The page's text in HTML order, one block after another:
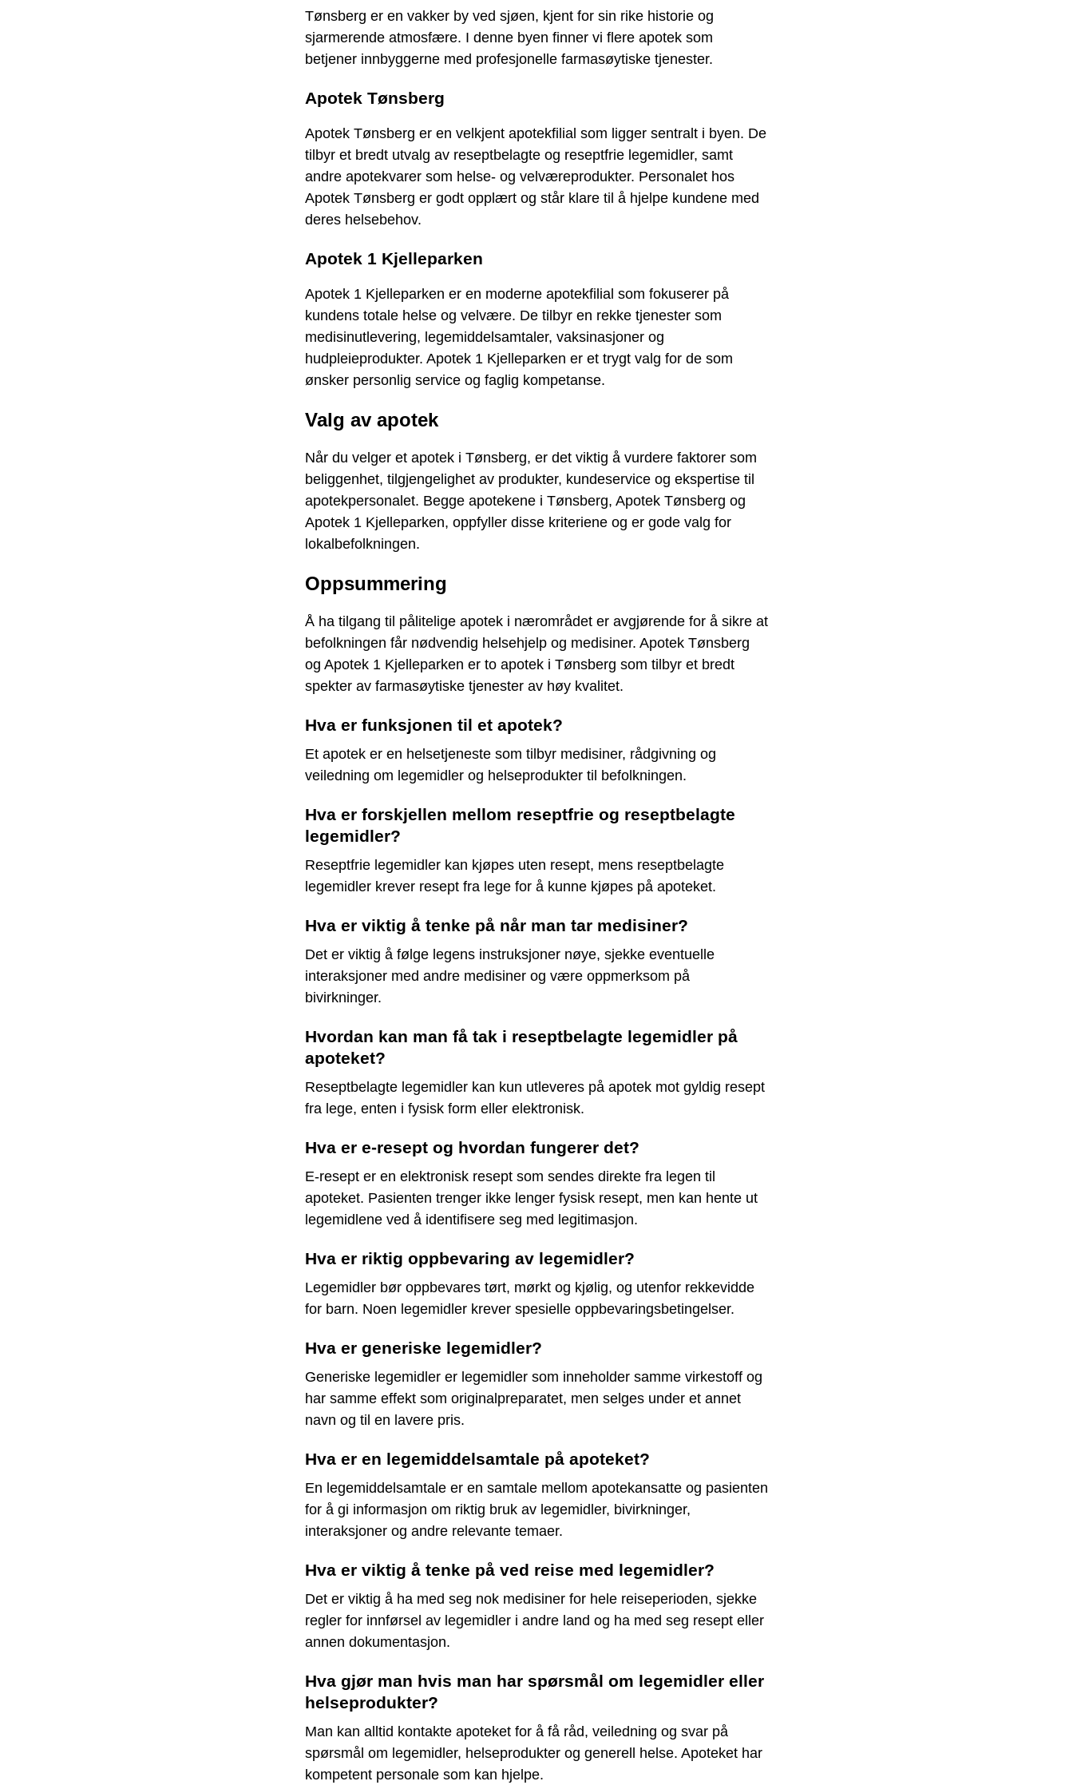
Tønsberg er en vakker by ved sjøen, kjent for sin rike historie og
sjarmerende atmosfære. I denne byen finner vi flere apotek som
betjener innbyggerne med profesjonelle farmasøytiske tjenester.
Apotek Tønsberg
Apotek Tønsberg er en velkjent apotekfilial som ligger sentralt i byen. De
tilbyr et bredt utvalg av reseptbelagte og reseptfrie legemidler, samt
andre apotekvarer som helse- og velværeprodukter. Personalet hos
Apotek Tønsberg er godt opplært og står klare til å hjelpe kundene med
deres helsebehov.
Apotek 1 Kjelleparken
Apotek 1 Kjelleparken er en moderne apotekfilial som fokuserer på
kundens totale helse og velvære. De tilbyr en rekke tjenester som
medisinutlevering, legemiddelsamtaler, vaksinasjoner og
hudpleieprodukter. Apotek 1 Kjelleparken er et trygt valg for de som
ønsker personlig service og faglig kompetanse.
Valg av apotek
Når du velger et apotek i Tønsberg, er det viktig å vurdere faktorer som
beliggenhet, tilgjengelighet av produkter, kundeservice og ekspertise til
apotekpersonalet. Begge apotekene i Tønsberg, Apotek Tønsberg og
Apotek 1 Kjelleparken, oppfyller disse kriteriene og er gode valg for
lokalbefolkningen.
Oppsummering
Å ha tilgang til pålitelige apotek i nærområdet er avgjørende for å sikre at
befolkningen får nødvendig helsehjelp og medisiner. Apotek Tønsberg
og Apotek 1 Kjelleparken er to apotek i Tønsberg som tilbyr et bredt
spekter av farmasøytiske tjenester av høy kvalitet.
Hva er funksjonen til et apotek?
Et apotek er en helsetjeneste som tilbyr medisiner, rådgivning og
veiledning om legemidler og helseprodukter til befolkningen.
Hva er forskjellen mellom reseptfrie og reseptbelagte
legemidler?
Reseptfrie legemidler kan kjøpes uten resept, mens reseptbelagte
legemidler krever resept fra lege for å kunne kjøpes på apoteket.
Hva er viktig å tenke på når man tar medisiner?
Det er viktig å følge legens instruksjoner nøye, sjekke eventuelle
interaksjoner med andre medisiner og være oppmerksom på
bivirkninger.
Hvordan kan man få tak i reseptbelagte legemidler på
apoteket?
Reseptbelagte legemidler kan kun utleveres på apotek mot gyldig resept
fra lege, enten i fysisk form eller elektronisk.
Hva er e-resept og hvordan fungerer det?
E-resept er en elektronisk resept som sendes direkte fra legen til
apoteket. Pasienten trenger ikke lenger fysisk resept, men kan hente ut
legemidlene ved å identifisere seg med legitimasjon.
Hva er riktig oppbevaring av legemidler?
Legemidler bør oppbevares tørt, mørkt og kjølig, og utenfor rekkevidde
for barn. Noen legemidler krever spesielle oppbevaringsbetingelser.
Hva er generiske legemidler?
Generiske legemidler er legemidler som inneholder samme virkestoff og
har samme effekt som originalpreparatet, men selges under et annet
navn og til en lavere pris.
Hva er en legemiddelsamtale på apoteket?
En legemiddelsamtale er en samtale mellom apotekansatte og pasienten
for å gi informasjon om riktig bruk av legemidler, bivirkninger,
interaksjoner og andre relevante temaer.
Hva er viktig å tenke på ved reise med legemidler?
Det er viktig å ha med seg nok medisiner for hele reiseperioden, sjekke
regler for innførsel av legemidler i andre land og ha med seg resept eller
annen dokumentasjon.
Hva gjør man hvis man har spørsmål om legemidler eller
helseprodukter?
Man kan alltid kontakte apoteket for å få råd, veiledning og svar på
spørsmål om legemidler, helseprodukter og generell helse. Apoteket har
kompetent personale som kan hjelpe.